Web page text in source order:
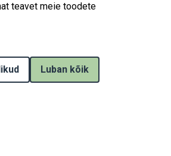
teavet meie toodete
Withdraw consent
Luban kõik